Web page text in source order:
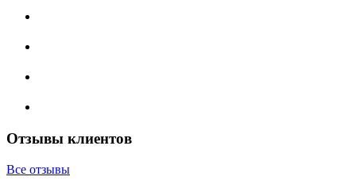
Отзывы клиентов
Все отзывы